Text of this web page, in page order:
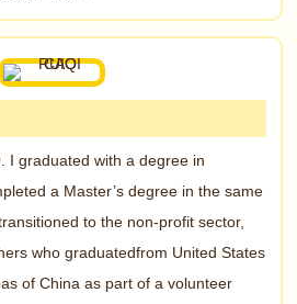
I graduated with a degree in
a Master’s degree in the same
to the non-profit sector,
who graduatedfrom United States
of China as part of a volunteer